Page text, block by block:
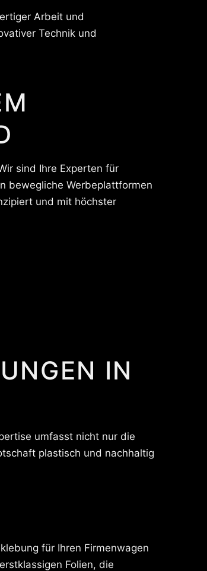
Arbeit und
Technik und
sind Ihre Experten für
bewegliche Werbeplattformen
und mit höchster
IN
umfasst nicht nur die
plastisch und nachhaltig
für Ihren Firmenwagen
Folien, die